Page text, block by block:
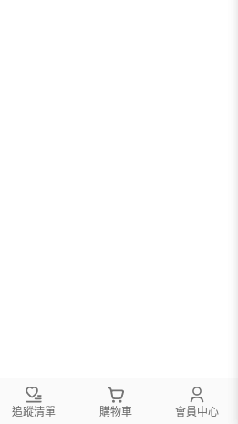
追蹤清單 購物車 會員中心